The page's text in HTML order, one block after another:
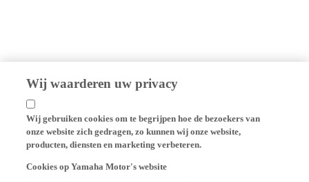
Wij waarderen uw privacy
Wij gebruiken cookies om te begrijpen hoe de bezoekers van
onze website zich gedragen, zo kunnen wij onze website,
producten, diensten en marketing verbeteren.
Cookies op Yamaha Motor's website